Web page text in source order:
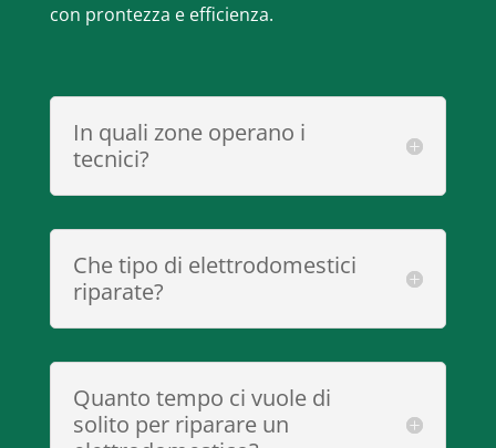
con prontezza e efficienza.
In quali zone operano i
tecnici?
Che tipo di elettrodomestici
riparate?
Quanto tempo ci vuole di
solito per riparare un